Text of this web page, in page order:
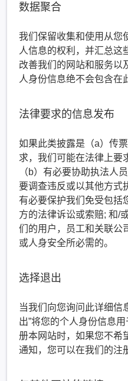
数据聚合
我们保留收集和使用从您
人信息的权利，并汇总这
改善我们的网站和服务以
人身份信息绝不会包含在
法律要求的信息发布
如果此类披露是（a）传
求，我们可能在法律上要
（b）有必要协助执法人
要调查违反或以其他方式
有必要保护我们免受包括
方的法律诉讼或索赔; 和/
们的用户，员工和关联公
或人身安全所必需的。
选择退出
当我们向您询问此详细信
出”将您的个人身份信息
册本网站时，如果您不希
通知，您可以在我们的注